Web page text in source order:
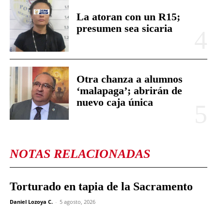
La atoran con un R15;
presumen sea sicaria
Otra chanza a alumnos
‘malapaga’; abrirán de
nuevo caja única
NOTAS RELACIONADAS
Torturado en tapia de la Sacramento
Daniel Lozoya C. - 5 agosto, 2026